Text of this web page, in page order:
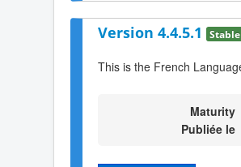
Version 4.4.5.1 Stable
This is the French
Maturity
Publiée le